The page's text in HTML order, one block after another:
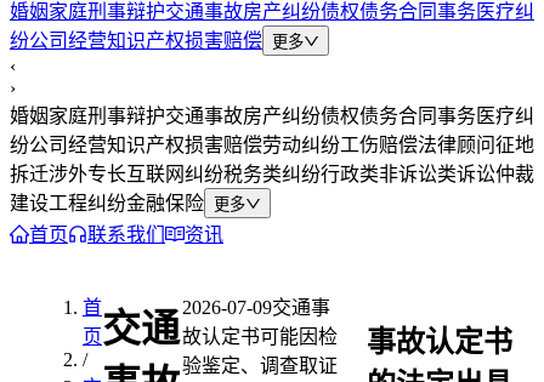
婚姻家庭刑事辩护交通事故房产纠纷债权债务合同事务医疗纠
纷公司经营知识产权损害赔偿 更多
‹
›
婚姻家庭刑事辩护交通事故房产纠纷债权债务合同事务医疗纠
纷公司经营知识产权损害赔偿劳动纠纷工伤赔偿法律顾问征地
拆迁涉外专长互联网纠纷税务类纠纷行政类非诉讼类诉讼仲裁
建设工程纠纷金融保险 更多
首页 联系我们 资讯
首
页
/
交通2026-07-09交通事
故认定书可能因检
验鉴定、调查取证
事故认定书